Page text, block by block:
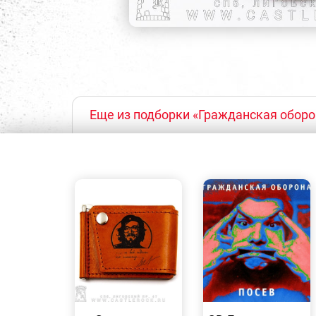
Еще из подборки «Гражданская